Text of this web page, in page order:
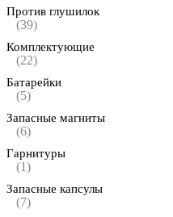
Против глушилок
(39)
Комплектующие
(22)
Батарейки
(5)
Запасные магниты
(6)
Гарнитуры
(1)
Запасные капсулы
(7)